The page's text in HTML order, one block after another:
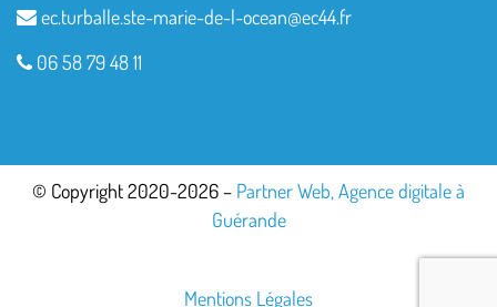
ec.turballe.ste-marie-de-l-ocean@ec44.fr
06 58 79 48 11
© Copyright 2020-2026 – Partner Web, Agence digitale à
Guérande
Mentions Légales